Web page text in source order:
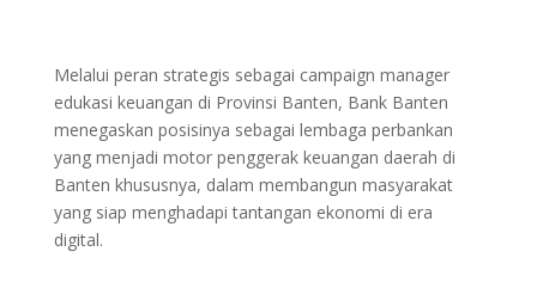
Melalui peran strategis sebagai campaign manager
edukasi keuangan di Provinsi Banten, Bank Banten
menegaskan posisinya sebagai lembaga perbankan
yang menjadi motor penggerak keuangan daerah di
Banten khususnya, dalam membangun masyarakat
yang siap menghadapi tantangan ekonomi di era
digital.